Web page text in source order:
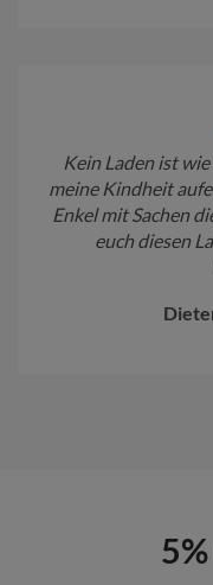
Kein Laden ist
meine Kindheit
Enkel mit Sachen
euch diesen